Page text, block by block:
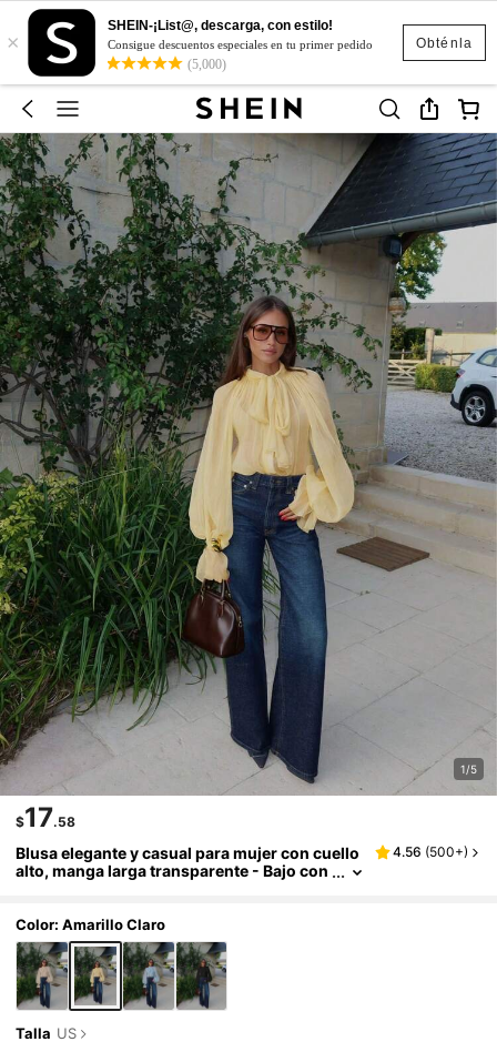
Obténla
×
SHEIN-¡List@, descarga, con estilo!
Consigue descuentos especiales en tu primer pedido
(5,000)
1/5
$17.58
Blusa elegante y casual para mujer con cuello
alto, manga larga transparente - Bajo con
asa ligera, bloque de color de contraste de sat
én, camisa de corte holgado para verano
4.56 (500+)
Color: Amarillo Claro
Talla US